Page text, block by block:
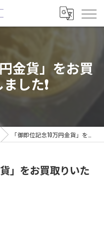
金貨」をお買
した❗
「御即位記念10万円金貨」をお買取りいたしました❗
」をお買取りいた